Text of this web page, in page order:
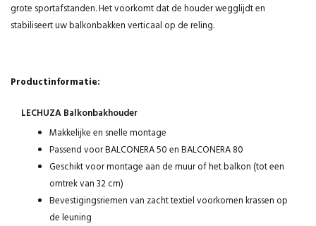
grote sportafstanden. Het voorkomt dat de houder wegglijdt en
stabiliseert uw balkonbakken verticaal op de reling.
Productinformatie:
LECHUZA Balkonbakhouder
Makkelijke en snelle montage
Passend voor BALCONERA 50 en BALCONERA 80
Geschikt voor montage aan de muur of het balkon (tot een
omtrek van 32 cm)
Bevestigingsriemen van zacht textiel voorkomen krassen op
de leuning